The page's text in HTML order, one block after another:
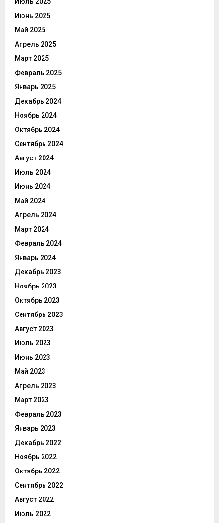
Июнь 2025
Май 2025
Апрель 2025
Март 2025
Февраль 2025
Январь 2025
Декабрь 2024
Ноябрь 2024
Октябрь 2024
Сентябрь 2024
Август 2024
Июль 2024
Июнь 2024
Май 2024
Апрель 2024
Март 2024
Февраль 2024
Январь 2024
Декабрь 2023
Ноябрь 2023
Октябрь 2023
Сентябрь 2023
Август 2023
Июль 2023
Июнь 2023
Май 2023
Апрель 2023
Март 2023
Февраль 2023
Январь 2023
Декабрь 2022
Ноябрь 2022
Октябрь 2022
Сентябрь 2022
Август 2022
Июль 2022